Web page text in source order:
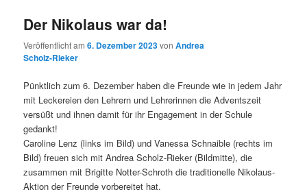
Der Nikolaus war da!
Veröffentlicht am6. Dezember 2023vonAndrea
Scholz-Rieker
Pünktlich zum 6. Dezember haben die Freunde wie in jedem Jahr
mit Leckereien den Lehrern und Lehrerinnen die Adventszeit
versüßt und ihnen damit für ihr Engagement in der Schule
gedankt!
Caroline Lenz (links im Bild) und Vanessa Schnaible (rechts im
Bild) freuen sich mit Andrea Scholz-Rieker (Bildmitte), die
zusammen mit Brigitte Notter-Schroth die traditionelle Nikolaus-
Aktion der Freunde vorbereitet hat.